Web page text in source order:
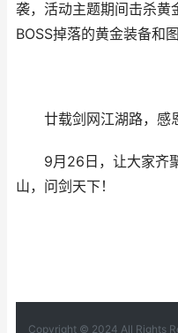
袭，活动主题期间击杀黄
BOSS掉落的黄金装备和
廿载剑网江湖路，感
9月26日，让大家齐
山，问剑天下！
Copyright © 2024 All Rights